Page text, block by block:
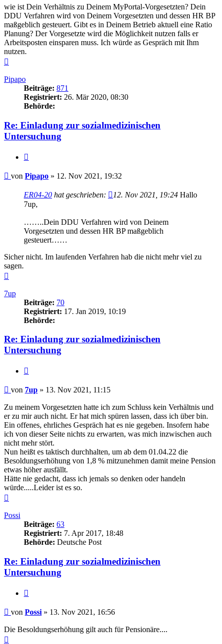
wie ist Dein Verhältnis zu Deinem MyPortal-Vorgesetzten? Dein
DDU Verfahren wird von Deinem Vorgesetzten und dessen HR BP
maßgeblich gesteuert. Gibt es in Deinem Betrieb aktuell eine Ratio
Planung? Der Vorgesetzte wird die Möglichkeit nutzen falls er
Arbeitsposten einsparen muss. Ich würde as Gespräch mit Ihm
nutzen.
Pipapo
Beiträge: 871
Registriert: 26. Mär 2020, 08:30
Behörde:
Re: Einladung zur sozialmedizinischen
Untersuchung
Beitrag
von Pipapo » 12. Nov 2021, 19:32
ER04-20 hat geschrieben: 12. Nov 2021, 19:24 Hallo
7up,
……..Dein DDU Verfahren wird von Deinem
Vorgesetzten und dessen HR BP maßgeblich
gesteuert……
Sicher nicht. Im laufenden Verfahren hab die nicht mehr viel zu
sagen.
7up
Beiträge: 70
Registriert: 17. Jan 2019, 10:19
Behörde:
Re: Einladung zur sozialmedizinischen
Untersuchung
Beitrag
von 7up » 13. Nov 2021, 11:15
Zu meinem Vorgesetzten hatte ich zum Schluss kein Verhältnis und
er zu mir auch nicht. Er hat mich spüren lassen, dass ich über bin.
Ein offenes, ehrliches Gespräch hat es nie gegeben. Insofern habe
ich von dieser Seite nichts zu erwarten, was mich inzwischen auch
nicht mehr stört.
Nun heißt es taktisch durchhalten, um ab dem 01.04.22 die
Besoldungserhöhung von 1,8 % mitzunehmen damit meine Pension
etwas höher ausfällt.
Hätte nie gedacht, dass ich jemals so denken oder handeln
würde.....Leider ist es so.
Possi
Beiträge: 63
Registriert: 7. Apr 2017, 18:48
Behörde: Deutsche Post
Re: Einladung zur sozialmedizinischen
Untersuchung
Beitrag
von Possi » 13. Nov 2021, 16:56
Die Besoldungserhöhung gilt auch für Pensionäre....